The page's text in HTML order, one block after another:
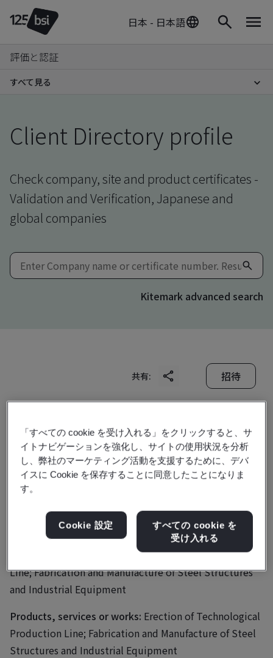
日本 - 日本語
評価と認証
すべて見る
Client Directory profile
Check company, site and product certificates -
Validation and Verification, Japanese and
global companies
Kitemark advanced search
共有: 招待
Lilama 10 Joint Stock
Company
Erection of Technological Production
Line; Fabrication and Manufacture of Steel Structures
and Industrial Equipment
Products, services or works: Erection of Technological
Production Line; Fabrication and Manufacture of Steel
Structures and Industrial Equipment
「すべての cookie を受け入れる」をクリックすると、サ
イトナビゲーションを強化し、サイトの使用状況を分析
し、弊社のマーケティング活動を支援するために、デバ
イスに Cookie を保存することに同意したことになりま
す。
Cookie 設定
すべての cookie を
受け入れる